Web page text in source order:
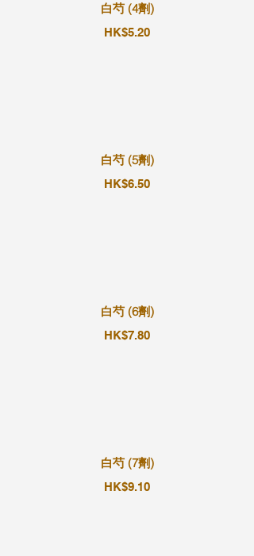
白芍 (4劑)
HK$5.20
白芍 (5劑)
HK$6.50
白芍 (6劑)
HK$7.80
白芍 (7劑)
HK$9.10